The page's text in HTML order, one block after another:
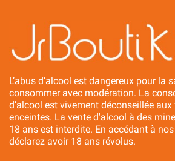
L’abus d’alcool est dangereux pour la
consommer avec modération. La
d’alcool est vivement déconseillée
enceintes. La vente d'alcool à des
18 ans est interdite. En accédant à
déclarez avoir 18 ans révolus.